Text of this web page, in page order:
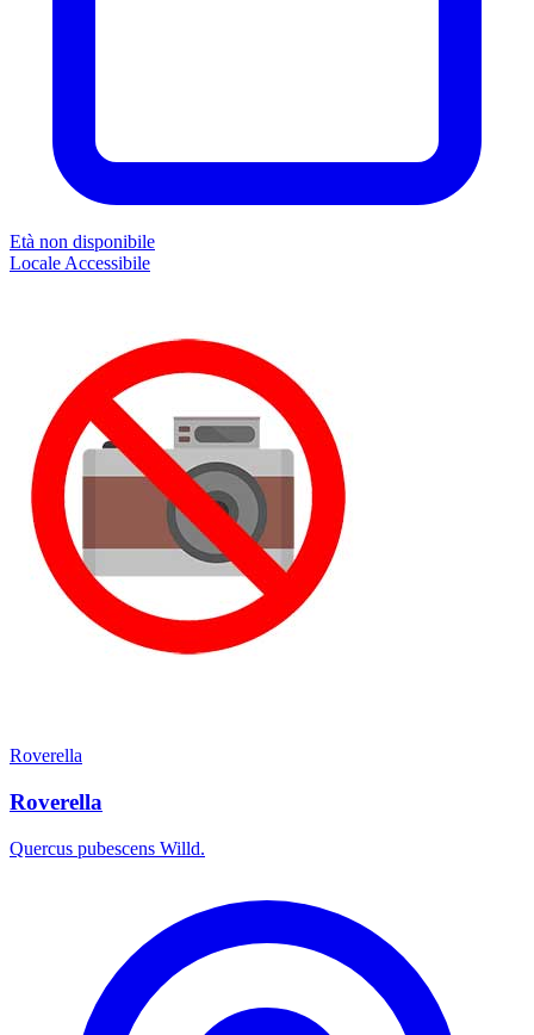
Età non disponibile
Locale Accessibile
Roverella
Roverella
Quercus pubescens Willd.